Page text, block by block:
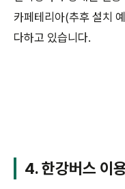
카페테리아(추후 설치
다하고 있습니다.
4. 한강버스 이